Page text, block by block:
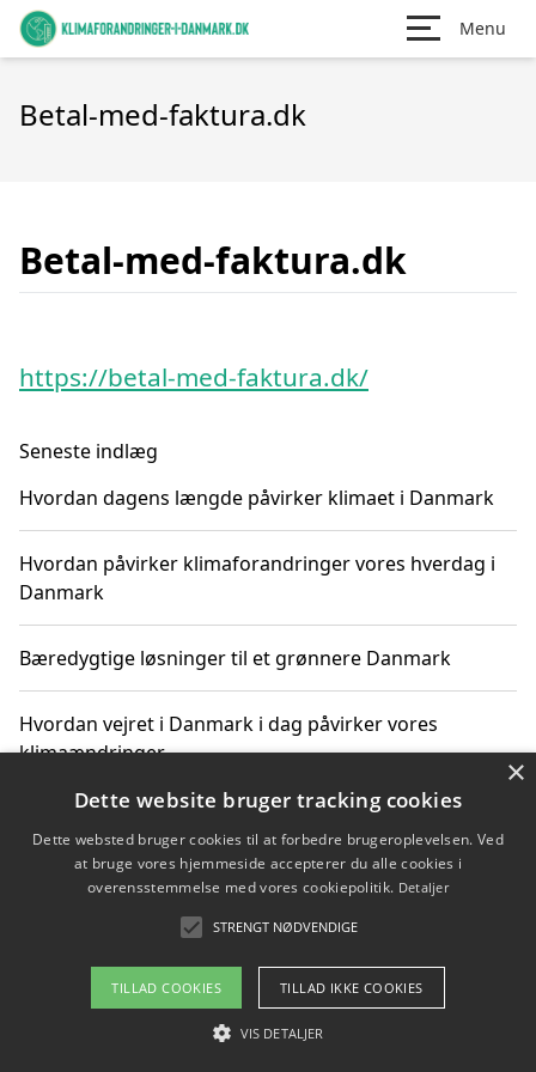
Menu
Betal-med-faktura.dk
Betal-med-faktura.dk
https://betal-med-faktura.dk/
Seneste indlæg
Hvordan dagens længde påvirker klimaet i Danmark
Hvordan påvirker klimaforandringer vores hverdag i
Danmark
Bæredygtige løsninger til et grønnere Danmark
Hvordan vejret i Danmark i dag påvirker vores
klimaændringer
Hvordan klimaændringer påvirker danske unges
gaveønsker
Om / kontakt
Blog Betingelser
×
Dette website bruger tracking cookies
Dette websted bruger cookies til at forbedre brugeroplevelsen. Ved
at bruge vores hjemmeside accepterer du alle cookies i
overensstemmelse med vores cookiepolitik. Detaljer
STRENGT NØDVENDIGE
TILLAD COOKIES TILLAD IKKE COOKIES
VIS DETALJER